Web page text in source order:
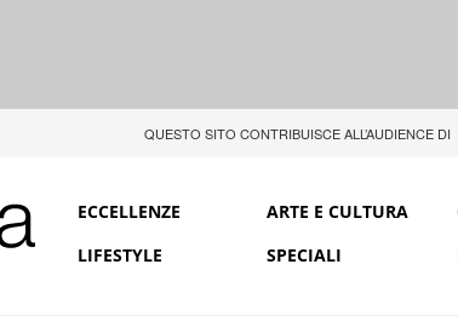
QUESTO SITO CONTRIBUISCE ALL’AUDIENCE DI
ECCELLENZE ARTE E CULTURA
LIFESTYLE
SPECIALI